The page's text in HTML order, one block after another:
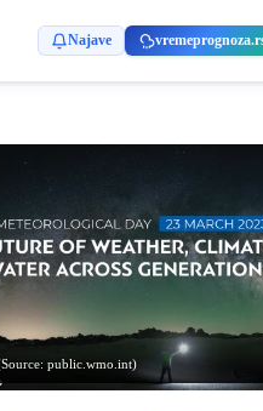
Najave
public.wmo.int)